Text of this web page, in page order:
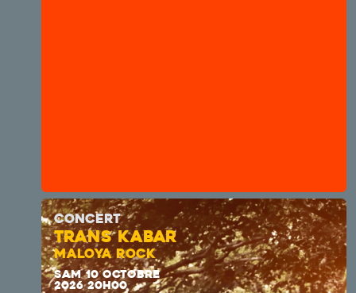
CONCERT
TRANS KABAR
MALOYA ROCK
SAM 10 OCTOBRE
2026 20H00